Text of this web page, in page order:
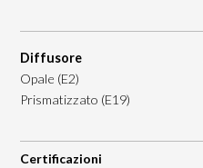
Diffusore
Opale (E2)
Prismatizzato (E19)
Certificazioni